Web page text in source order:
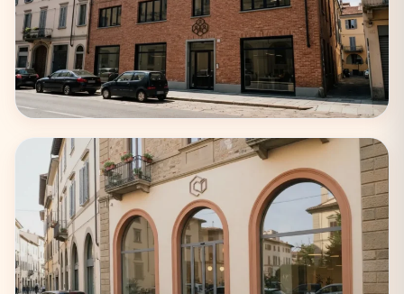
Bologna
17 coworking